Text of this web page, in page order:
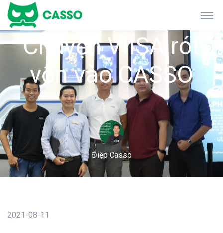
Chuyện VIISA rót
vốn vào CASSO
Điệp Casso
2021-08-11